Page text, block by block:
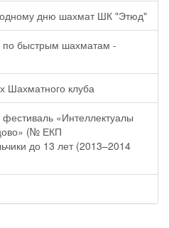
дню шахмат ШК "Этюд"
по быстрым шахматам -
Шахматного клуба
«Интеллектуалы
(№ ЕКП
до 13 лет (2013–2014